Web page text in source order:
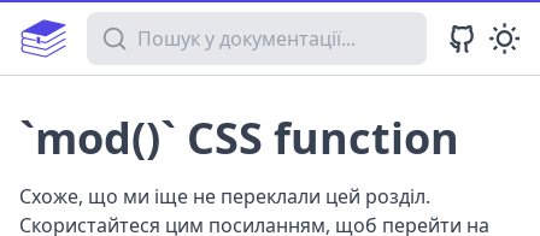
Пошук у документації
`mod()` CSS function
Схоже, що ми іще не переклали цей розділ.
Скористайтеся цим посиланням, щоб перейти на